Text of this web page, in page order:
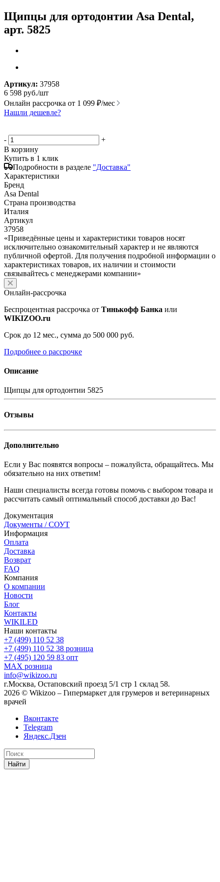
Щипцы для ортодонтии Asa Dental,
арт. 5825
Артикул: 37958
6 598 руб./шт
Онлайн рассрочка от 1 099 ₽/мес
Нашли дешевле?
-
+
В корзину
Купить в 1 клик
Подробности в разделе "Доставка"
Характеристики
Бренд
Asa Dental
Страна производства
Италия
Артикул
37958
«Приведённые цены и характеристики товаров носят
исключительно ознакомительный характер и не являются
публичной офертой. Для получения подробной информации о
характеристиках товаров, их наличии и стоимости
связывайтесь с менеджерами компании»
Онлайн-рассрочка
Беспроцентная рассрочка от Тинькофф Банка или
WIKIZOO.ru
Срок до 12 мес., сумма до 500 000 руб.
Подробнее о рассрочке
Описание
Щипцы для ортодонтии 5825
Отзывы
Дополнительно
Если у Вас появятся вопросы – пожалуйста, обращайтесь. Мы
обязательно на них ответим!
Наши специалисты всегда готовы помочь с выбором товара и
рассчитать самый оптимальный способ доставки до Вас!
Документация
Документы / СОУТ
Информация
Оплата
Доставка
Возврат
FAQ
Компания
О компании
Новости
Блог
Контакты
WIKILED
Наши контакты
+7 (499) 110 52 38
+7 (499) 110 52 38 розница
+7 (495) 120 59 83 опт
MAX розница
info@wikizoo.ru
г.Москва, Остаповский проезд 5/1 стр 1 склад 58.
2026 © Wikizoo – Гипермаркет для грумеров и ветеринарных
врачей
Вконтакте
Telegram
Яндекс.Дзен
Найти